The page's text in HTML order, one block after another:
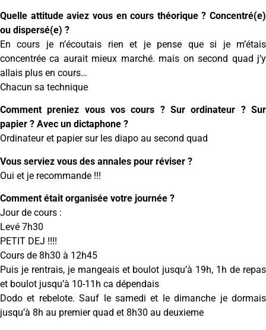
Quelle attitude aviez vous en cours théorique ? Concentré(e)
ou dispersé(e) ?
En cours je n’écoutais rien et je pense que si je m’étais
concentrée ca aurait mieux marché. mais on second quad j’y
allais plus en cours…
Chacun sa technique
Comment preniez vous vos cours ? Sur ordinateur ? Sur
papier ? Avec un dictaphone ?
Ordinateur et papier sur les diapo au second quad
Vous serviez vous des annales pour réviser ?
Oui et je recommande !!!
Comment était organisée votre journée ?
Jour de cours :
Levé 7h30
PETIT DEJ !!!!
Cours de 8h30 à 12h45
Puis je rentrais, je mangeais et boulot jusqu’à 19h, 1h de repas
et boulot jusqu’à 10-11h ca dépendais
Dodo et rebelote. Sauf le samedi et le dimanche je dormais
jusqu’à 8h au premier quad et 8h30 au deuxieme